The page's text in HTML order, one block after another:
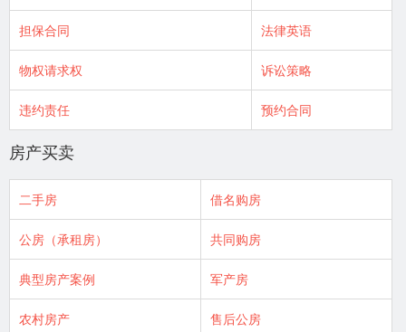
担保合同 法律英语
物权请求权 诉讼策略
违约责任 预约合同
房产买卖
二手房 借名购房
公房（承租房） 共同购房
典型房产案例 军产房
农村房产 售后公房